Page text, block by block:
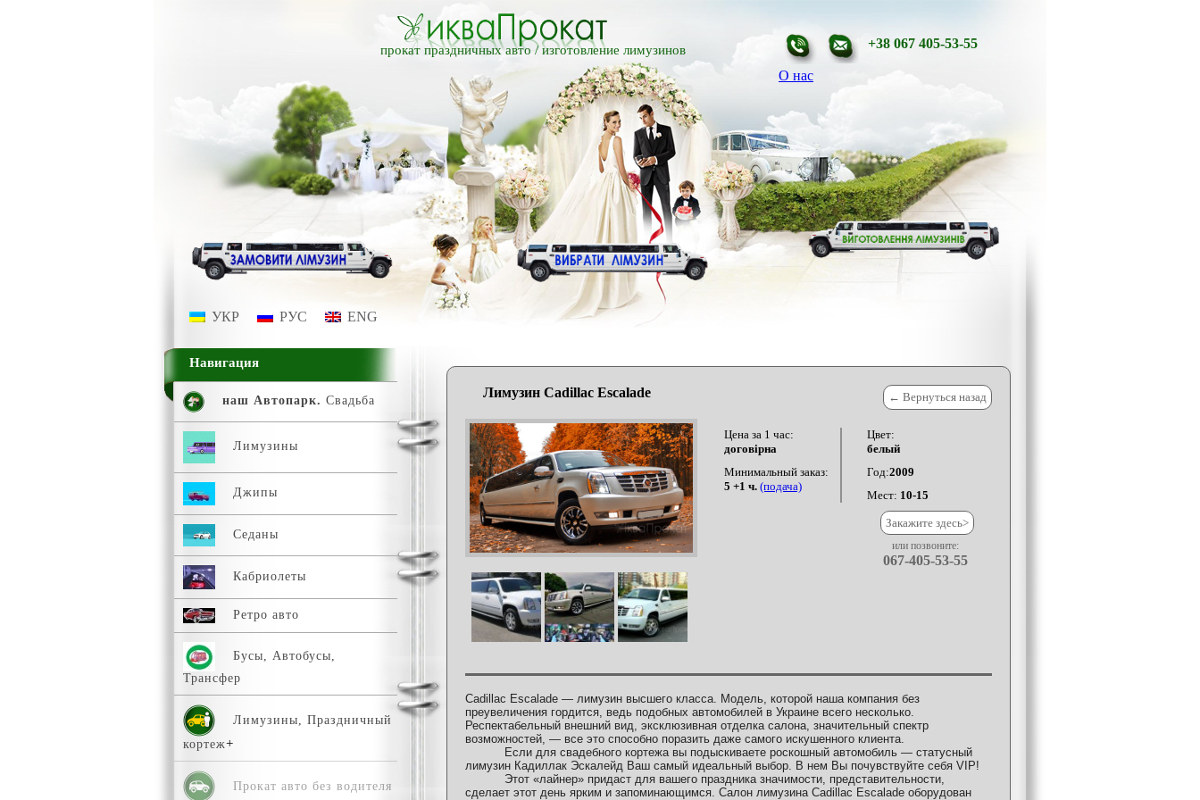
прокат праздничных авто /изготовление лимузинов
О нас
+38 067 405-53-55
УКР РУС ENG
Навигация
наш Автопарк. Свадьба
Лимузины
Джипы
Седаны
Кабриолеты
Ретро авто
Бусы, Автобусы,
Трансфер
Лимузины, Праздничный
кортеж
Прокат авто без водителя
Лимузин Сadillac Еscalade ← Вернуться назад
Цена за 1 час:
договірна
Минимальный заказ:
5 +1 ч. (подача)
Цвет:
белый
Год:2009
Мест: 10-15
Закажите здесь>
или позвоните:
067-405-53-55
Cadillac Escalade — лимузин высшего класса. Модель, которой наша компания без
преувеличения гордится, ведь подобных автомобилей в Украине всего несколько.
Респектабельный внешний вид, эксклюзивная отделка салона, значительный спектр
возможностей, — все это способно поразить даже самого искушенного клиента.
Если для свадебного кортежа вы подыскиваете роскошный автомобиль — статусный
лимузин Кадиллак Эскалейд Ваш самый идеальный выбор. В нем Вы почувствуйте себя VIP!
Этот «лайнер» придаст для вашего праздника значимости, представительности,
сделает этот день ярким и запоминающимся. Салон лимузина Cadillac Escalade оборудован